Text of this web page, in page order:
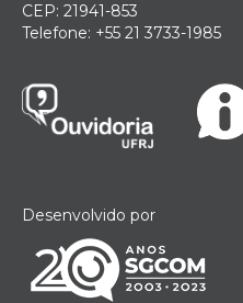
CEP: 21941-853
Telefone: +55 21 3733-1985
Desenvolvido por